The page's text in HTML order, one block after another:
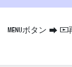
Gボタン U D